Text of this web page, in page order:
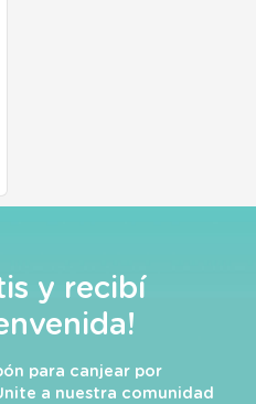
y recibí
para canjear por
a nuestra comunidad